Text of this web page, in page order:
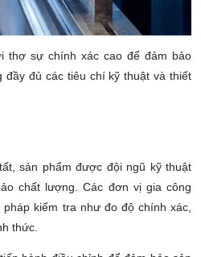
thợ sự chính xác cao để đảm bảo
đầy đủ các tiêu chí kỹ thuật và thiết
sản phẩm được đội ngũ kỹ thuật
chất lượng. Các đơn vị gia công
kiểm tra như đo độ chính xác,
thức.